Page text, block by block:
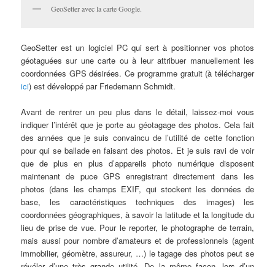
GeoSetter avec la carte Google.
GeoSetter est un logiciel PC qui sert à positionner vos photos
géotaguées sur une carte ou à leur attribuer manuellement les
coordonnées GPS désirées. Ce programme gratuit (à télécharger
ici) est développé par Friedemann Schmidt.
Avant de rentrer un peu plus dans le détail, laissez-moi vous
indiquer l’intérêt que je porte au géotagage des photos. Cela fait
des années que je suis convaincu de l’utilité de cette fonction
pour qui se ballade en faisant des photos. Et je suis ravi de voir
que de plus en plus d’appareils photo numérique disposent
maintenant de puce GPS enregistrant directement dans les
photos (dans les champs EXIF, qui stockent les données de
base, les caractéristiques techniques des images) les
coordonnées géographiques, à savoir la latitude et la longitude du
lieu de prise de vue. Pour le reporter, le photographe de terrain,
mais aussi pour nombre d’amateurs et de professionnels (agent
immobilier, géomètre, assureur, …) le tagage des photos peut se